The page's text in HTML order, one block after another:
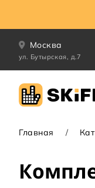
Москва
ул. Бутырская, д.7
Главная